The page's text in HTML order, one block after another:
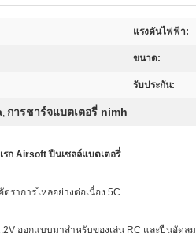
แรงดันไฟฟ้า:
ขนาด:
รับประกัน:
, การชาร์จแบตเตอรี่ nimh
รก Airsoft ปืนเซลล์แบตเตอรี่
ราการไหลอย่างต่อเนื่อง 5C
ออกแบบมาสำหรับของเล่น RC และปืนอัดลม